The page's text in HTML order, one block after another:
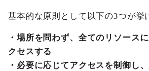
基本的な原則として以下の3つが挙
・場所を問わず、全てのリソース
クセスする
・必要に応じてアクセスを制御し